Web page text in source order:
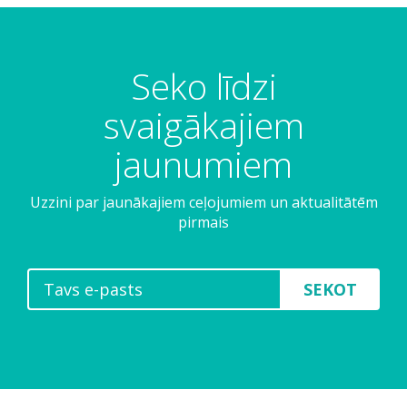
Seko līdzi
svaigākajiem
jaunumiem
Uzzini par jaunākajiem ceļojumiem un aktualitātēm
pirmais
SEKOT